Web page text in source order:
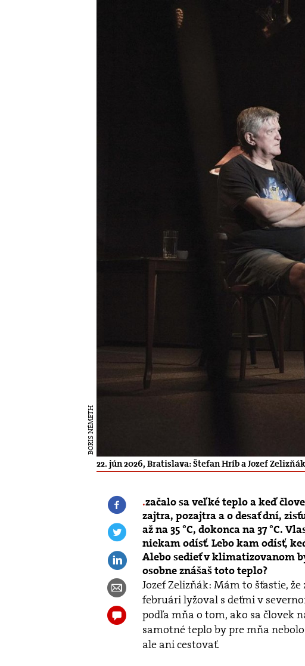
BORIS NÉMETH
22. jún 2026, Bratislava: Štefan Hríb a Jozef
začalo sa veľké teplo a keď
zajtra, pozajtra a o desať dní,
až na 35 °C, dokonca na 37 °C.
niekam odísť. Lebo kam odísť,
Alebo sedieť v klimatizovanom
osobne znášaš toto teplo?
Jozef Zelizňák: Mám to šťastie,
februári lyžoval s deťmi v
podľa mňa o tom, ako sa človek
samotné teplo by pre mňa
ale ani cestovať.